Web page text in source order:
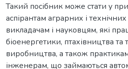
Такий посібник може стати у
аспірантам аграрних і
викладачам і науковцям, які
біоенергетики, птахівництва та
виробництва, а також
інженерам, що займаються